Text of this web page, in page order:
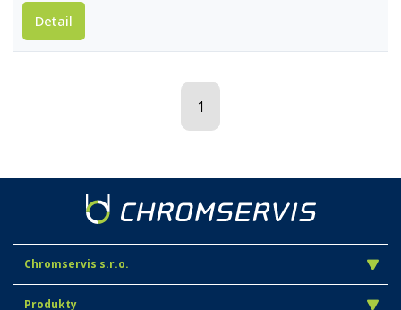
Detail
1
Chromservis s.r.o.
Produkty